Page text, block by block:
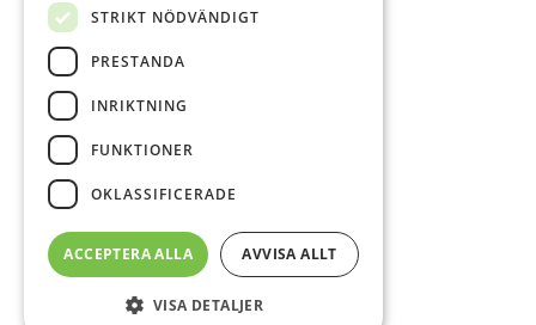
STRIKT NÖDVÄNDIGT
PRESTANDA
INRIKTNING
FUNKTIONER
OKLASSIFICERADE
ACCEPTERA ALLA AVVISA ALLT
VISA DETALJER